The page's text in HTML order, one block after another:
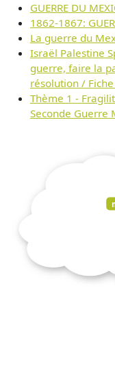
GUERRE DU
1862-1867:
La guerre du
Israël Palestine
guerre, faire la
résolution /
Thème 1 -
Seconde Guerre